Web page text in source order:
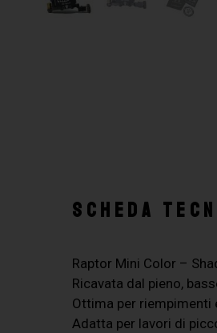
SCHEDA
Raptor Mini Color –
Ricavata dal pieno,
Ottima per riempimenti
Adatta per lavori di